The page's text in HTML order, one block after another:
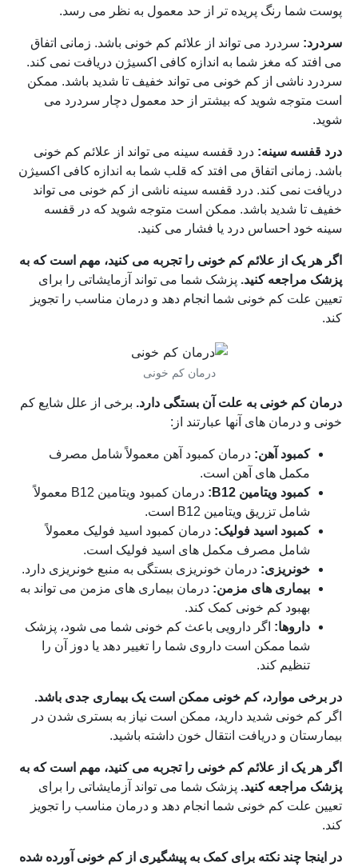
پوست شما رنگ پریده تر از حد معمول به نظر می رسد.
سردرد: سردرد می تواند از علائم کم خونی باشد. زمانی اتفاق
می افتد که مغز شما به اندازه کافی اکسیژن دریافت نمی کند.
سردرد ناشی از کم خونی می تواند خفیف تا شدید باشد. ممکن
است متوجه شوید که بیشتر از حد معمول دچار سردرد می
شوید.
درد قفسه سینه: درد قفسه سینه می تواند از علائم کم خونی
باشد. زمانی اتفاق می افتد که قلب شما به اندازه کافی اکسیژن
دریافت نمی کند. درد قفسه سینه ناشی از کم خونی می تواند
خفیف تا شدید باشد. ممکن است متوجه شوید که در قفسه
سینه خود احساس درد یا فشار می کنید.
اگر هر یک از علائم کم خونی را تجربه می کنید، مهم است که به
پزشک مراجعه کنید. پزشک شما می تواند آزمایشاتی را برای
تعیین علت کم خونی شما انجام دهد و درمان مناسب را تجویز
کند.
درمان کم خونی
درمان کم خونی به علت آن بستگی دارد. برخی از علل شایع کم
خونی و درمان های آنها عبارتند از:
کمبود آهن: درمان کمبود آهن معمولاً شامل مصرف
مکمل های آهن است.
کمبود ویتامین B12:
درمان کمبود ویتامین B12 معمولاً
شامل تزریق ویتامین B12 است.
کمبود اسید فولیک: درمان کمبود اسید فولیک معمولاً
شامل مصرف مکمل های اسید فولیک است.
خونریزی: درمان خونریزی بستگی به منبع خونریزی دارد.
بیماری های مزمن: درمان بیماری های مزمن می تواند به
بهبود کم خونی کمک کند.
داروها: اگر دارویی باعث کم خونی شما می شود، پزشک
شما ممکن است داروی شما را تغییر دهد یا دوز آن را
تنظیم کند.
در برخی موارد، کم خونی ممکن است یک بیماری جدی باشد.
اگر کم خونی شدید دارید، ممکن است نیاز به بستری شدن در
بیمارستان و دریافت انتقال خون داشته باشید.
اگر هر یک از علائم کم خونی را تجربه می کنید، مهم است که به
پزشک مراجعه کنید. پزشک شما می تواند آزمایشاتی را برای
تعیین علت کم خونی شما انجام دهد و درمان مناسب را تجویز
کند.
در اینجا چند نکته برای کمک به پیشگیری از کم خونی آورده شده